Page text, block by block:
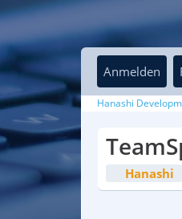
Anmelden
Hanashi
Hanashi